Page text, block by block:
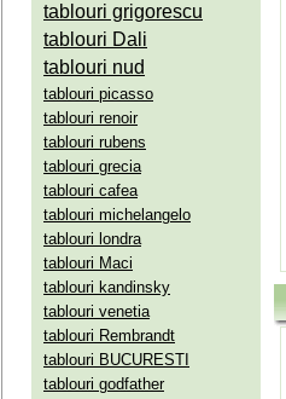
tablouri grigorescu
tablouri Dali
tablouri nud
tablouri picasso
tablouri renoir
tablouri rubens
tablouri grecia
tablouri cafea
tablouri michelangelo
tablouri londra
tablouri Maci
tablouri kandinsky
tablouri venetia
tablouri Rembrandt
tablouri BUCURESTI
tablouri godfather